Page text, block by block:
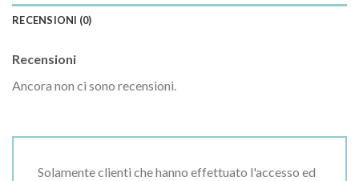
RECENSIONI (0)
Recensioni
Ancora non ci sono recensioni.
Solamente clienti che hanno effettuato l'accesso ed